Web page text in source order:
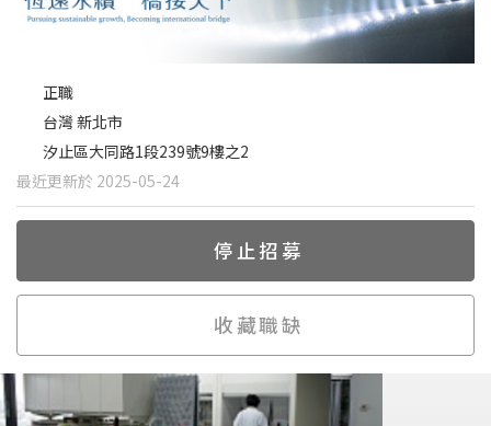
正職
台灣 新北市
汐止區大同路1段239號9樓之2
最近更新於 2025-05-24
停止招募
收藏職缺